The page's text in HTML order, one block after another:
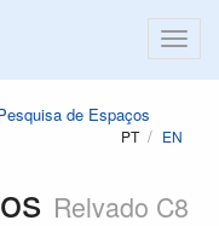
de Espaços
PT EN
Relvado C8